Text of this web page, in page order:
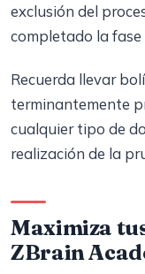
exclusión del
completado la fase
Recuerda llevar
terminantemente
cualquier tipo de
realización de la
Maximiza
ZBrain